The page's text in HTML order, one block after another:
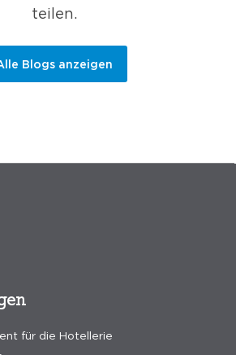
teilen.
Blogs anzeigen
für die Hotellerie